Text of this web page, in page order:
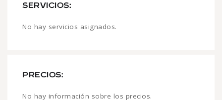
SERVICIOS:
No hay servicios asignados.
PRECIOS:
No hay información sobre los precios.